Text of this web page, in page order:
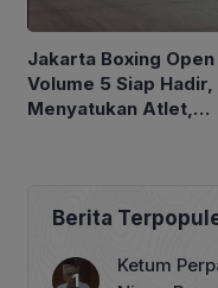
Jakarta Boxing Open
Volume 5 Siap Hadir,
Menyatukan Atlet,
Berita
Ketum